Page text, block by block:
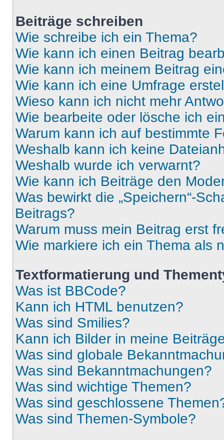
Beiträge schreiben
Wie schreibe ich ein Thema?
Wie kann ich einen Beitrag
Wie kann ich meinem Beitrag
Wie kann ich eine Umfrage
Wieso kann ich nicht mehr
Wie bearbeite oder lösche ich
Warum kann ich auf bestimmte
Weshalb kann ich keine
Weshalb wurde ich verwarnt?
Wie kann ich Beiträge den
Was bewirkt die „Speichern“-
Beitrags?
Warum muss mein Beitrag erst
Wie markiere ich ein Thema als
Textformatierung und
Was ist BBCode?
Kann ich HTML benutzen?
Was sind Smilies?
Kann ich Bilder in meine
Was sind globale
Was sind Bekanntmachungen?
Was sind wichtige Themen?
Was sind geschlossene
Was sind Themen-Symbole?